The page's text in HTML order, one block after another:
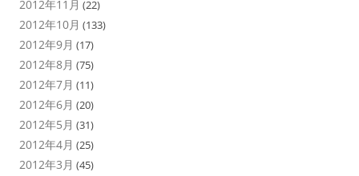
2012年11月 (22)
2012年10月 (133)
2012年9月 (17)
2012年8月 (75)
2012年7月 (11)
2012年6月 (20)
2012年5月 (31)
2012年4月 (25)
2012年3月 (45)